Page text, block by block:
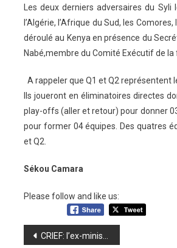
Les deux derniers adversaires du
l’Algérie, l’Afrique du Sud, les
déroulé au Kenya en présence du
Nabé,membre du Comité Exécutif de
A rappeler que Q1 et Q2 représentent
Ils joueront en éliminatoires directes
play-offs (aller et retour) pour donner
pour former 04 équipes. Des quatres
et Q2.
Sékou Camara
Please follow and like us:
Navigation
CRIEF: l’ex-ministre Ibrahima Kourouma poursuivi pour le détournement de près de 700 milliards gnf